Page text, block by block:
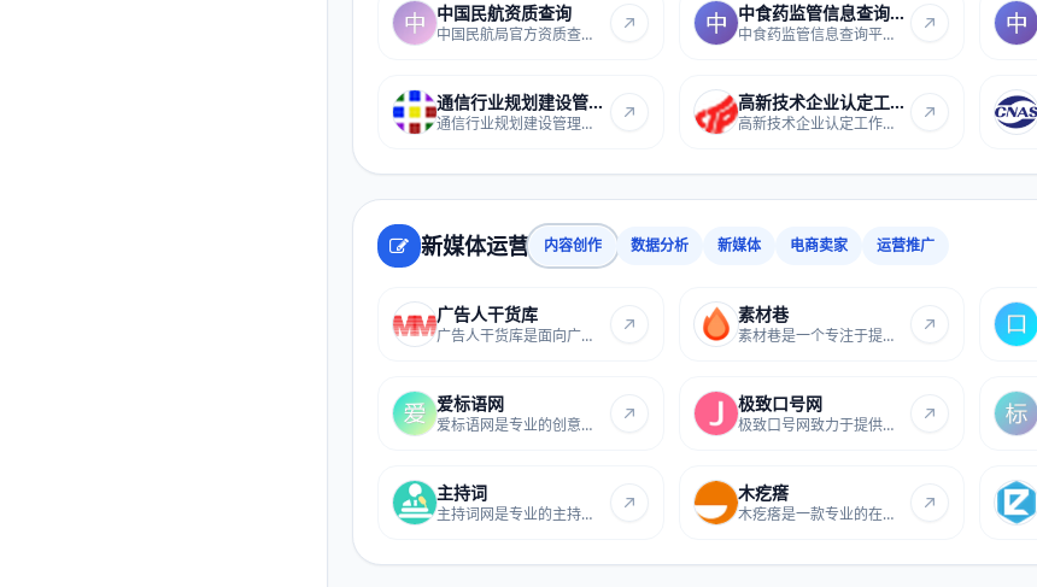
中国民航资质查询
中国民航局官方资质查询系统，提供航空运营人...
中食药监管信息查询平台
中食药监管信息查询平台提供权威的食品药品监...
通信行业规划建设管理信息系统
通信行业规划建设管理信息系统是面向通信企业...
高新技术企业认定工作网
高新技术企业认定工作网是国家高新技术企业认...
新媒体运营 内容创作 数据分析 新媒体 电商卖家 运营推广
广告人干货库
广告人干货库是面向广告从业者的资源分享站点...
素材巷
素材巷是一个专注于提供海量免费设计资源的网...
爱标语网
爱标语网是专业的创意标语文案生成平台，提供...
极致口号网
极致口号网致力于提供海量优质广告语和品牌标...
主持词
主持词网是专业的主持词资源平台，提供各类婚...
木疙瘩
木疙瘩是一款专业的在线H5动画制作工具，提供...